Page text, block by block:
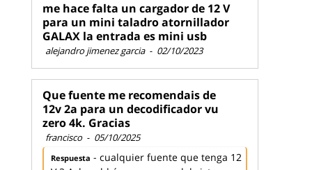
me hace falta un cargador de 12 V
para un mini taladro atornillador
GALAX la entrada es mini usb
alejandro jimenez garcia - 02/10/2023
Que fuente me recomendais de
12v 2a para un decodificador vu
zero 4k. Gracias
francisco - 05/10/2025
Respuesta - cualquier fuente que tenga 12